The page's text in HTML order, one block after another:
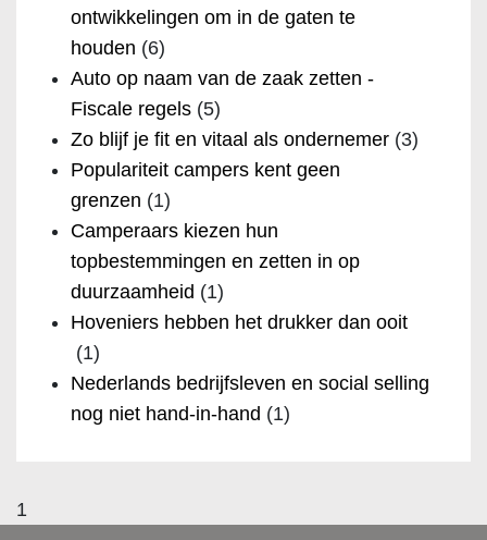
ontwikkelingen om in de gaten te
houden (6)
Auto op naam van de zaak zetten -
Fiscale regels (5)
Zo blijf je fit en vitaal als ondernemer (3)
Populariteit campers kent geen
grenzen (1)
Camperaars kiezen hun
topbestemmingen en zetten in op
duurzaamheid (1)
Hoveniers hebben het drukker dan ooit
(1)
Nederlands bedrijfsleven en social selling
nog niet hand-in-hand (1)
1